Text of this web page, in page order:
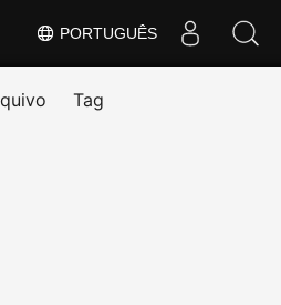
PORTUGUÊS
Tag